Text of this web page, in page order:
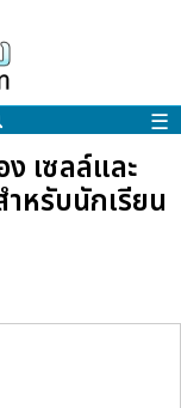
☰
เซลล์และ
หรับนักเรียน